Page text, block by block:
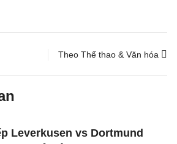
Theo Thể thao & Văn hóa
Leverkusen vs Dortmund